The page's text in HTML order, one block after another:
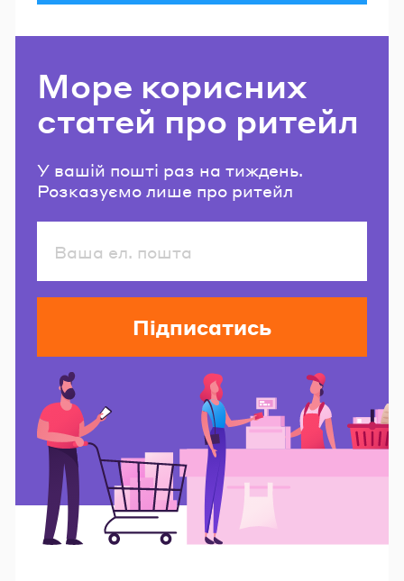
Море корисних
статей про ритейл
У вашій пошті раз на тиждень.
Розказуємо лише про ритейл
Підписатись